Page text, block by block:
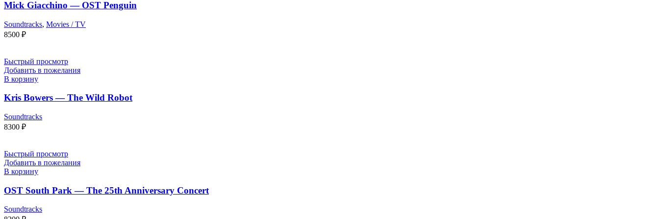
Mick Giacchino — OST Penguin
Soundtracks, Movies / TV
8500 ₽
Быстрый просмотр
Добавить в пожелания
В корзину
Kris Bowers — The Wild Robot
Soundtracks
8300 ₽
Быстрый просмотр
Добавить в пожелания
В корзину
OST South Park — The 25th Anniversary Concert
Soundtracks